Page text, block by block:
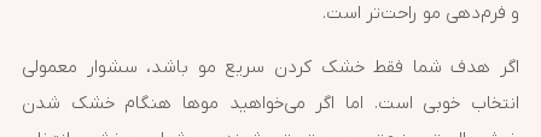
و فرم‌دهی مو راحت‌تر است.
اگر هدف شما فقط خشک کردن سریع مو باشد، سشوار معمولی
انتخاب خوبی است. اما اگر می‌خواهید موها هنگام خشک شدن